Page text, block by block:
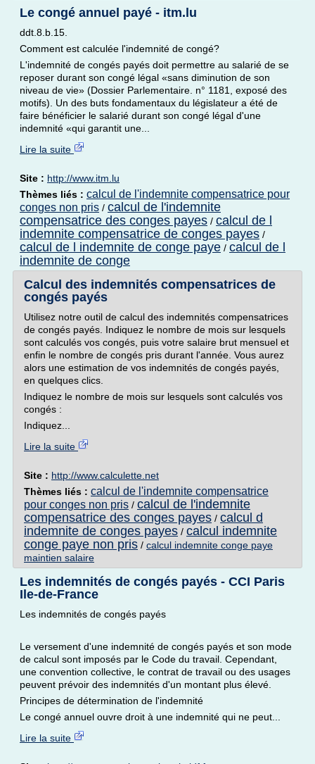
Le congé annuel payé - itm.lu
ddt.8.b.15.
Comment est calculée l'indemnité de congé?
L'indemnité de congés payés doit permettre au salarié de se
reposer durant son congé légal «sans diminution de son
niveau de vie» (Dossier Parlementaire. n° 1181, exposé des
motifs). Un des buts fondamentaux du législateur a été de
faire bénéficier le salarié durant son congé légal d'une
indemnité «qui garantit une...
Lire la suite
Site : http://www.itm.lu
Thèmes liés : calcul de l'indemnite compensatrice pour
conges non pris / calcul de l'indemnite
compensatrice des conges payes / calcul de l
indemnite compensatrice de conges payes /
calcul de l indemnite de conge paye / calcul de l
indemnite de conge
Calcul des indemnités compensatrices de
congés payés
Utilisez notre outil de calcul des indemnités compensatrices
de congés payés. Indiquez le nombre de mois sur lesquels
sont calculés vos congés, puis votre salaire brut mensuel et
enfin le nombre de congés pris durant l'année. Vous aurez
alors une estimation de vos indemnités de congés payés,
en quelques clics.
Indiquez le nombre de mois sur lesquels sont calculés vos
congés :
Indiquez...
Lire la suite
Site : http://www.calculette.net
Thèmes liés : calcul de l'indemnite compensatrice
pour conges non pris / calcul de l'indemnite
compensatrice des conges payes / calcul d
indemnite de conges payes / calcul indemnite
conge paye non pris / calcul indemnite conge paye
maintien salaire
Les indemnités de congés payés - CCI Paris
Ile-de-France
Les indemnités de congés payés
Le versement d'une indemnité de congés payés et son mode
de calcul sont imposés par le Code du travail. Cependant,
une convention collective, le contrat de travail ou des usages
peuvent prévoir des indemnités d'un montant plus élevé.
Principes de détermination de l'indemnité
Le congé annuel ouvre droit à une indemnité qui ne peut...
Lire la suite